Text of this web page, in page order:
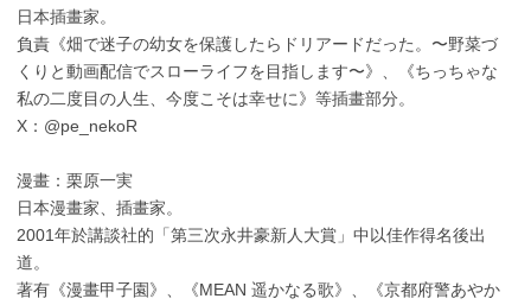
日本插畫家。
負責《畑で迷子の幼女を保護したらドリアードだった。〜野菜づ
くりと動画配信でスローライフを目指します〜》、《ちっちゃな
私の二度目の人生、今度こそは幸せに》等插畫部分。
X：@pe_nekoR
漫畫：栗原一実
日本漫畫家、插畫家。
2001年於講談社的「第三次永井豪新人大賞」中以佳作得名後出
道。
著有《漫畫甲子園》、《MEAN 遥かなる歌》、《京都府警あやか